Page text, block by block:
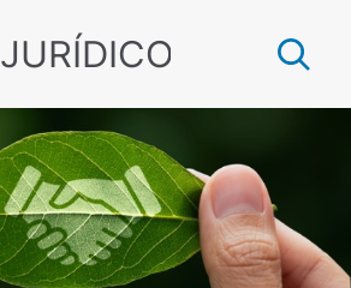
JURÍDICO